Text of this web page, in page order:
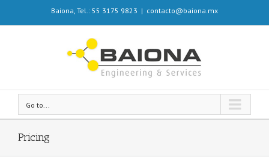
Baiona, Tel.: 55 3175 9823 | contacto@baiona.mx
Go to...
Pricing